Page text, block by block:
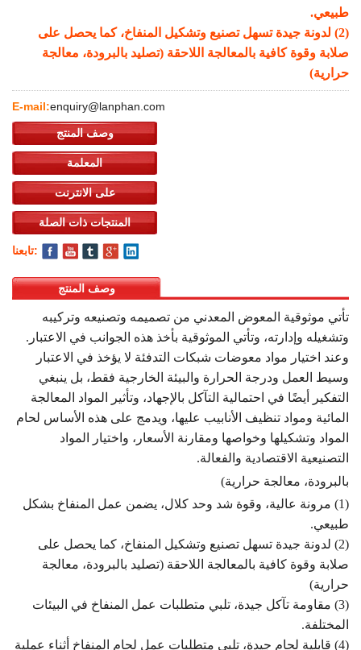
طبيعي.
(2) لدونة جيدة تسهل تصنيع وتشكيل المنفاخ، كما يحصل على
صلابة وقوة كافية بالمعالجة اللاحقة (تصليد بالبرودة، معالجة
حرارية)
E-mail:enquiry@lanphan.com
وصف المنتج
المعلمة
على الانترنت
المنتجات ذات الصلة
تابعنا:
وصف المنتج
تأتي موثوقية المعوض المعدني من تصميمه وتصنيعه وتركيبه
وتشغيله وإدارته، وتأتي الموثوقية بأخذ هذه الجوانب في الاعتبار.
وعند اختيار مواد معوضات شبكات التدفئة لا يؤخذ في الاعتبار
وسيط العمل ودرجة الحرارة والبيئة الخارجية فقط، بل ينبغي
التفكير أيضًا في احتمالية التآكل بالإجهاد، وتأثير المواد المعالجة
المائية ومواد تنظيف الأنابيب عليها، ويدمج على هذه الأساس لحام
المواد وتشكيلها وخواصها ومقارنة الأسعار، واختيار المواد
التصنيعية الاقتصادية والفعالة.
بالبرودة، معالجة حرارية)
(1) مرونة عالية، وقوة شد وحد كلال، يضمن عمل المنفاخ بشكل
طبيعي.
(2) لدونة جيدة تسهل تصنيع وتشكيل المنفاخ، كما يحصل على
صلابة وقوة كافية بالمعالجة اللاحقة (تصليد بالبرودة، معالجة
حرارية)
(3) مقاومة تآكل جيدة، تلبي متطلبات عمل المنفاخ في البيئات
المختلفة.
(4) قابلية لحام جيدة، تلبي متطلبات عمل لحام المنفاخ أثناء عملية